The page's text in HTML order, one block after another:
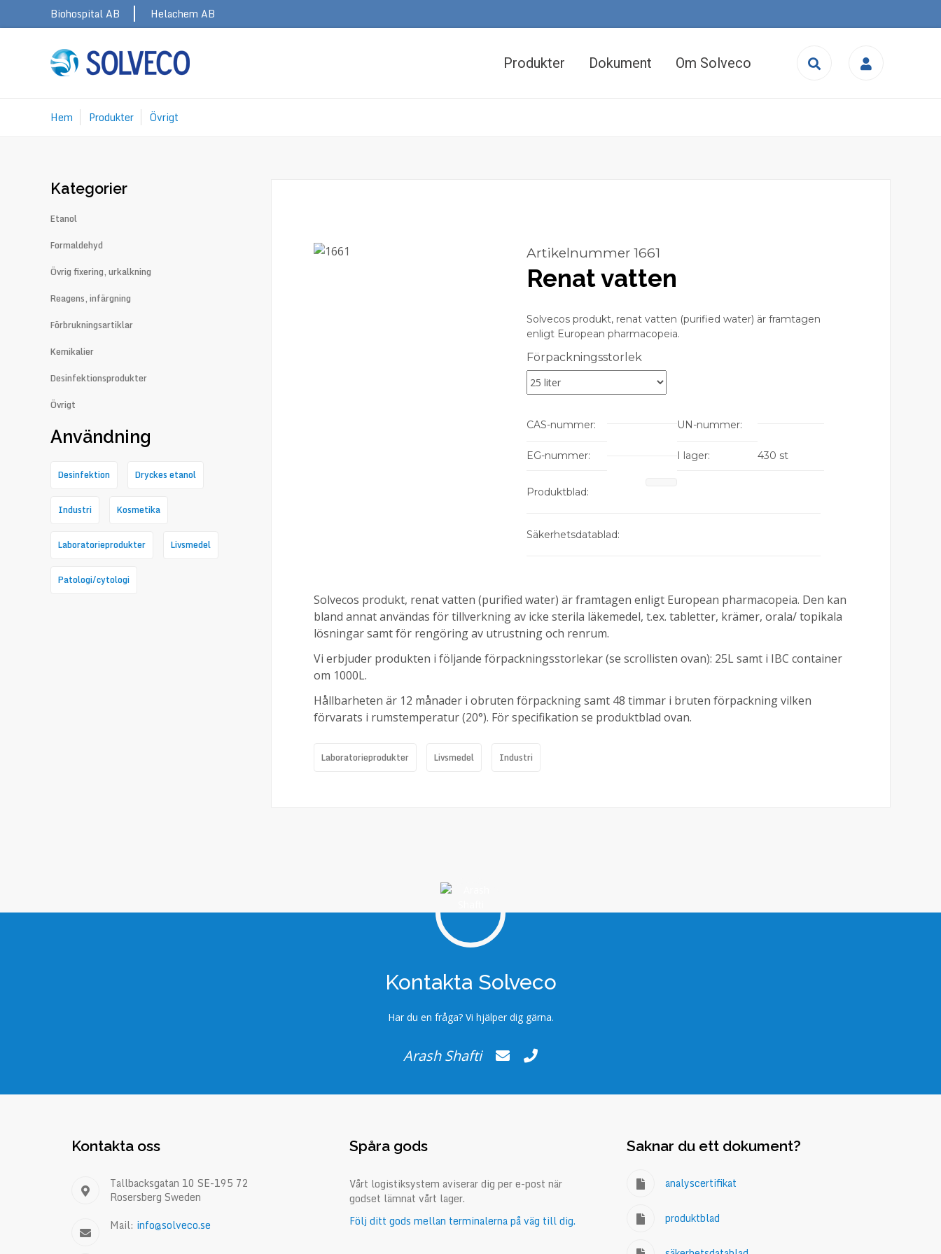
Topbar
Biohospital AB Helachem AB
account
(dekstop)
Produkter Dokument Om Solveco
Länkstig
Hem Produkter Övrigt
Artikelnummer 1661
Renat vatten
Solvecos produkt, renat vatten (purified water) är framtagen
enligt European pharmacopeia.
Variations
Förpackningsstorlek
CAS-nummer: UN-nummer:
EG-nummer: I lager: 430 st
Produktblad:
Säkerhetsdatablad:
Beskrivning
Solvecos produkt, renat vatten (purified water) är framtagen enligt European pharmacopeia. Den kan
bland annat användas för tillverkning av icke sterila läkemedel, t.ex. tabletter, krämer, orala/ topikala
lösningar samt för rengöring av utrustning och renrum.
Vi erbjuder produkten i följande förpackningsstorlekar (se scrollisten ovan): 25L samt i IBC container
om 1000L.
Hållbarheten är 12 månader i obruten förpackning samt 48 timmar i bruten förpackning vilken
förvarats i rumstemperatur (20°). För specifikation se produktblad ovan.
Nyckelord
Laboratorieprodukter Livsmedel Industri
Kategorier
Etanol
Formaldehyd
Övrig fixering, urkalkning
Reagens, infärgning
Förbrukningsartiklar
Kemikalier
Desinfektionsprodukter
Övrigt
Användning
Desinfektion Dryckes etanol
Industri Kosmetika
Laboratorieprodukter Livsmedel
Patologi/cytologi
Kontakta Solveco
Har du en fråga? Vi hjälper dig gärna.
Arash Shafti
Kontakta oss
Tallbacksgatan 10 SE-195 72
Rosersberg Sweden
Mail: info@solveco.se
Spåra gods
Vårt logistiksystem aviserar dig per e-post när
godset lämnat vårt lager.
Följ ditt gods mellan terminalerna på väg till dig.
Saknar du ett dokument?
analyscertifikat
produktblad